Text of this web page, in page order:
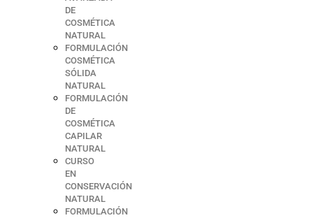
DE
COSMÉTICA
NATURAL
FORMULACIÓN
COSMÉTICA
SÓLIDA
NATURAL
FORMULACIÓN
DE
COSMÉTICA
CAPILAR
NATURAL
CURSO
EN
CONSERVACIÓN
NATURAL
FORMULACIÓN